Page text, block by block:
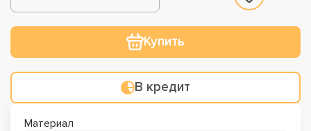
Купить
В кредит
Материал